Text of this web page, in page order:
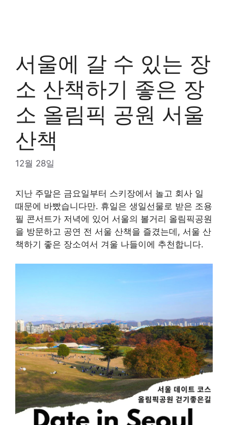
서울에 갈 수 있는 장
소 산책하기 좋은 장
소 올림픽 공원 서울
산책
12월 28일
지난 주말은 금요일부터 스키장에서 놀고 회사 일
때문에 바빴습니다만. 휴일은 생일선물로 받은 조용
필 콘서트가 저녁에 있어 서울의 볼거리 올림픽공원
을 방문하고 공연 전 서울 산책을 즐겼는데, 서울 산
책하기 좋은 장소여서 겨울 나들이에 추천합니다.